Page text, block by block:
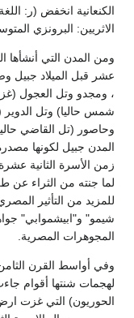
الكنعانية انخفض (ر:
الاثريين: البرونزي
ومن المدن التي أنشأها
عشر قبل الميلاد جبيل
، ومجدو وتل العجول
شمس حاليا) وتل الدوير
وحاصور (تل القاضي
المدن جبيل لكونها
زمن الأسرة الثانية
لما جنته من الثراء عن
للمزيد من التأثير
شيمو" و"ابيشموابي"
المجوهرات المصرية.
وفي أواسط القرن
لهجمات شنتها أقوام
الحوريون) التي غزت